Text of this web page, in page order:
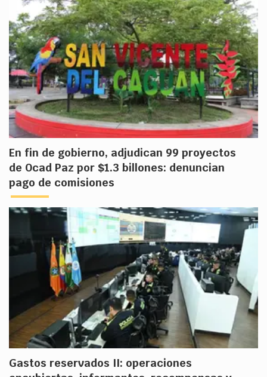
En fin de gobierno, adjudican 99 proyectos
de Ocad Paz por $1.3 billones: denuncian
pago de comisiones
Gastos reservados II: operaciones